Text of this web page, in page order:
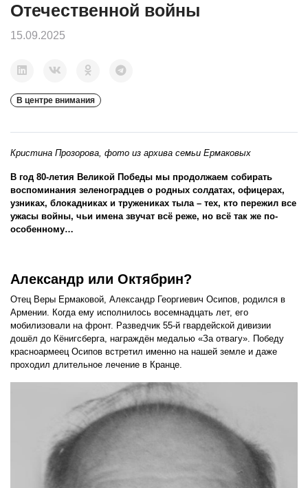
Отечественной войны
15.09.2025
В центре внимания
Кристина Прозорова, фото из архива семьи Ермаковых
В год 80-летия Великой Победы мы продолжаем собирать
воспоминания зеленоградцев о родных солдатах, офицерах,
узниках, блокадниках и тружениках тыла – тех, кто пережил все
ужасы войны, чьи имена звучат всё реже, но всё так же по-
особенному…
Александр или Октябрин?
Отец Веры Ермаковой, Александр Георгиевич Осипов, родился в
Армении. Когда ему исполнилось восемнадцать лет, его
мобилизовали на фронт. Разведчик 55-й гвардейской дивизии
дошёл до Кёнигсберга, награждён медалью «За отвагу». Победу
красноармеец Осипов встретил именно на нашей земле и даже
проходил длительное лечение в Кранце.